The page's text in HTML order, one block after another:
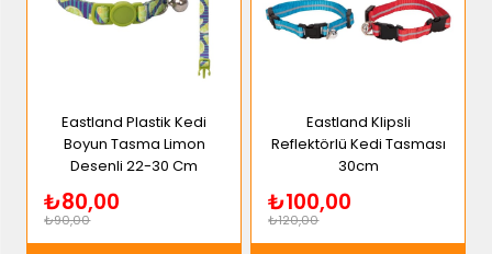
Eastland Plastik Kedi
Boyun Tasma Limon
Desenli 22-30 Cm
₺80,00
₺90,00
Eastland Klipsli
Reflektörlü Kedi Tasması
30cm
₺100,00
₺120,00